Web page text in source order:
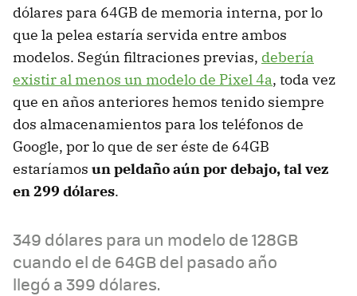
dólares para 64GB de memoria interna, por lo
que la pelea estaría servida entre ambos
modelos. Según filtraciones previas, debería
existir al menos un modelo de Pixel 4a, toda vez
que en años anteriores hemos tenido siempre
dos almacenamientos para los teléfonos de
Google, por lo que de ser éste de 64GB
estaríamos un peldaño aún por debajo, tal vez
en 299 dólares.
349 dólares para un modelo de 128GB
cuando el de 64GB del pasado año
llegó a 399 dólares.